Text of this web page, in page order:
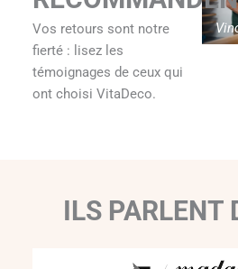
Vos retours sont notre
fierté : lisez les
témoignages de ceux qui
ont choisi VitaDeco.
ILS PARLENT